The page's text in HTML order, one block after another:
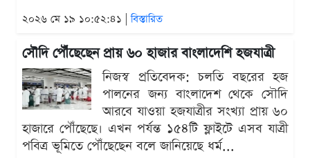
২০২৬ মে ১৯ ১০:৫২:৪১ |বিস্তারিত
সৌদি পৌঁছেছেন প্রায় ৬০ হাজার বাংলাদেশি হজযাত্রী
নিজস্ব প্রতিবেদক: চলতি বছরের হজ
পালনের জন্য বাংলাদেশ থেকে সৌদি
আরবে যাওয়া হজযাত্রীর সংখ্যা প্রায় ৬০
হাজারে পৌঁছেছে। এখন পর্যন্ত ১৫৪টি ফ্লাইটে এসব যাত্রী
পবিত্র ভূমিতে পৌঁছেছেন বলে জানিয়েছে ধর্ম...